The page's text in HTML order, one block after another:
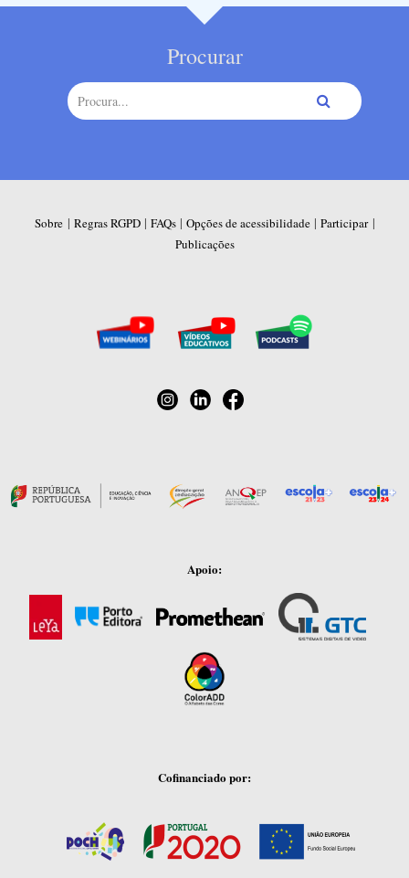
Procurar
Sobre | Regras RGPD| FAQs| Opções de acessibilidade| Participar|
Publicações
Apoio:
Cofinanciado por: